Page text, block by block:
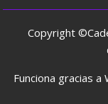
Copyright
Funciona gracias a